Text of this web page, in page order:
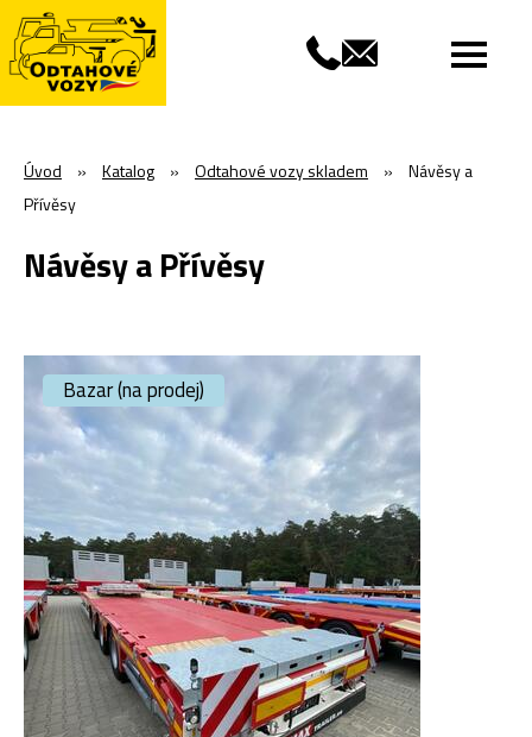
Úvod » Katalog » Odtahové vozy skladem »
Návěsy a
Přívěsy
Návěsy a Přívěsy
Bazar (na prodej)